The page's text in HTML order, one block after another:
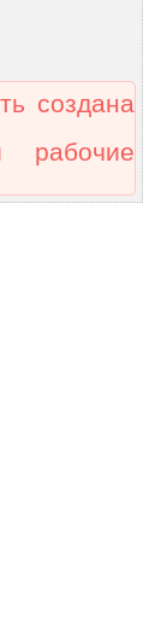
создана
рабочие